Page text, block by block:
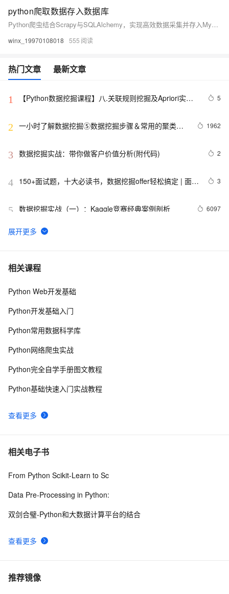
python爬取数据存入数据库
Python爬虫结合Scrapy与SQLAlchemy，实现高效数据采集并存入MySQL/PostgreSQL/SQLite。通过ORM映射、连接池优化与批量提交，支持百万级数据高速写入，具备良好的可扩展性与稳定性。
winx_19970108018 555
热门文章 最新文章
1
【Python数据挖掘课程】八.关联规则挖掘及Apriori实现
5
2 一小时了解数据挖掘⑤数据挖掘步骤＆常用的聚类、
1962
3 数据挖掘实战：带你做客户价值分析(附代码) 2
4 150+面试题，十大必读书，数据挖掘offer轻松搞定 | 面试
3
5 数据挖掘实战（一）：Kaggle竞赛经典案例剖析 6097
6 资源总结——七步学习数据挖掘与数据科学
7 斯坦福数据挖掘Introduction
8 【数据挖掘】多项式回归原理介绍及实战应用（超详细
源码）
10【数据挖掘】离群点检测方法详解及Sklearn中异常检测
相关课程
查看更多
Python Web开发基础
Python开发基础入门
Python常用数据科学库
Python网络爬虫实战
Python完全自学手册图文教程
Python基础快速入门实战教程
相关电子书
查看更多
From Python Scikit-Learn to Sc
Data Pre-Processing in Python:
双剑合璧-Python和大数据计算平台的结合
推荐镜像